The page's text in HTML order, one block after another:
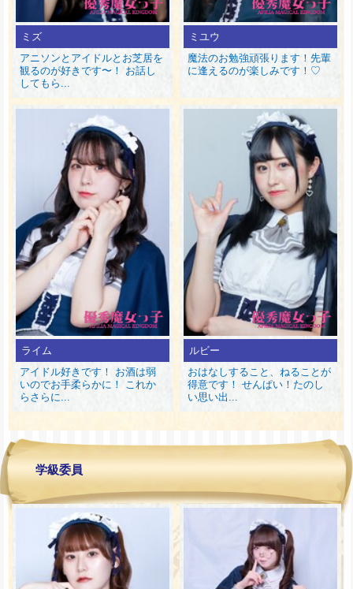
ミズ
アニソンとアイドルとお芝居を
観るのが好きです〜！ お話し
してもら...
ミユウ
魔法のお勉強頑張ります！先輩
に逢えるのが楽しみです！♡
ライム
アイドル好きです！ お酒は弱
いのでお手柔らかに！ これか
らさらに...
ルビー
おはなしすること、ねることが
得意です！ せんぱい！たのし
い思い出...
学級委員